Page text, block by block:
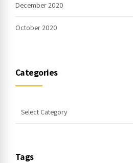
December 2020
October 2020
Categories
Tags